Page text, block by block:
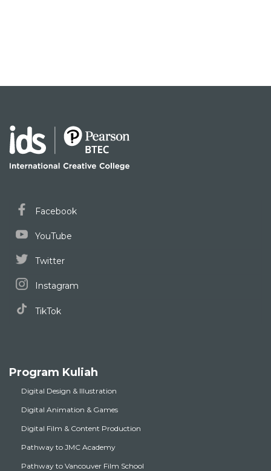
Facebook
YouTube
Twitter
Instagram
TikTok
Program Kuliah
Digital Design & Illustration
Digital Animation & Games
Digital Film & Content Production
Pathway to JMC Academy
Pathway to Vancouver Film School